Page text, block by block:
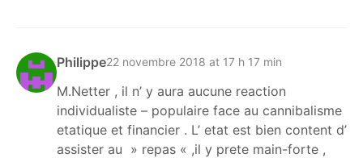
Philippe22 novembre 2018 at 17 h 17 min
M.Netter , il n’ y aura aucune reaction
individualiste – populaire face au cannibalisme
etatique et financier . L’ etat est bien content d’
assister au » repas « ,il y prete main-forte ,